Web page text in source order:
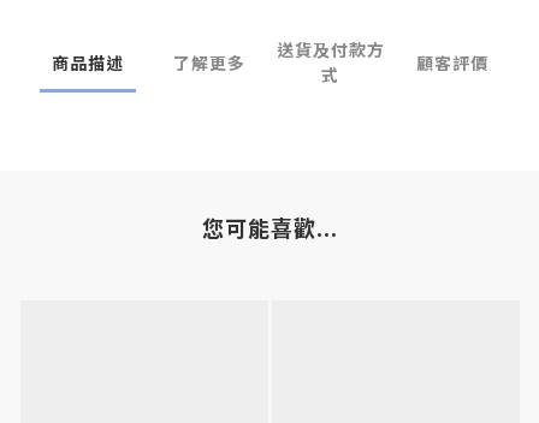
商品描述 了解更多
送貨及付款方
式
顧客評價
您可能喜歡...